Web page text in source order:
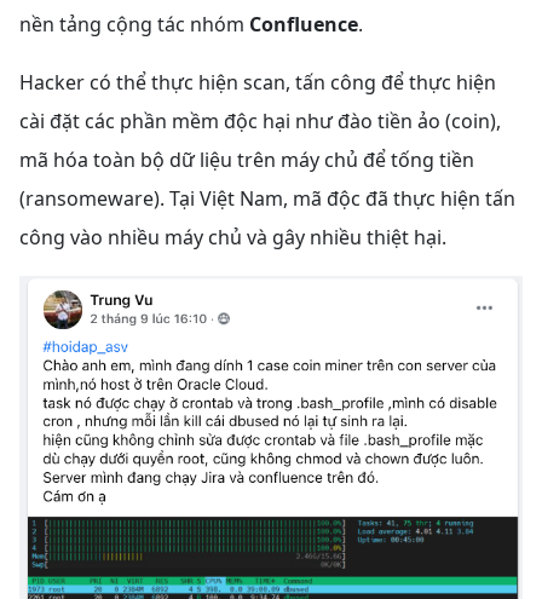
nền tảng cộng tác nhóm Confluence.
Hacker có thể thực hiện scan, tấn công để thực hiện
cài đặt các phần mềm độc hại như đào tiền ảo (coin),
mã hóa toàn bộ dữ liệu trên máy chủ để tống tiền
(ransomeware). Tại Việt Nam, mã độc đã thực hiện tấn
công vào nhiều máy chủ và gây nhiều thiệt hại.